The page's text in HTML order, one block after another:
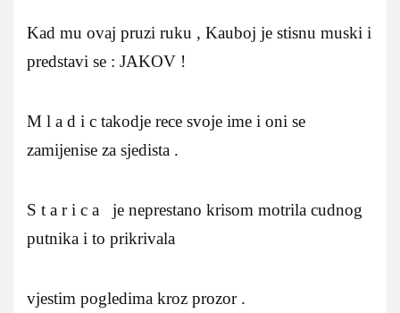
Kad mu ovaj pruzi ruku , Kauboj je stisnu muski i
predstavi se : JAKOV !
M l a d i c takodje rece svoje ime i oni se
zamijenise za sjedista .
S t a r i c a je neprestano krisom motrila cudnog
putnika i to prikrivala
vjestim pogledima kroz prozor .